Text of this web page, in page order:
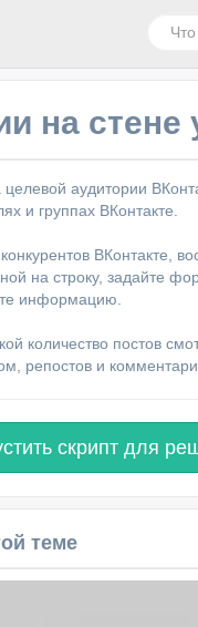
на стене
аудитории
и группах ВКонтакте.
ВКонтакте,
на строку, задайте
информацию.
количество постов
репостов и
скрипт для
теме